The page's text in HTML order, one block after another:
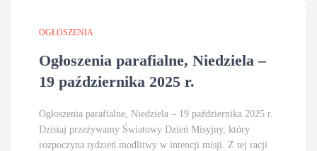
OGŁOSZENIA
Ogłoszenia parafialne, Niedziela –
19 października 2025 r.
Ogłoszenia parafialne, Niedziela – 19 października 2025 r.
Dzisiaj przeżywamy Światowy Dzień Misyjny, który
rozpoczyna tydzień modlitwy w intencji misji. Z tej racji